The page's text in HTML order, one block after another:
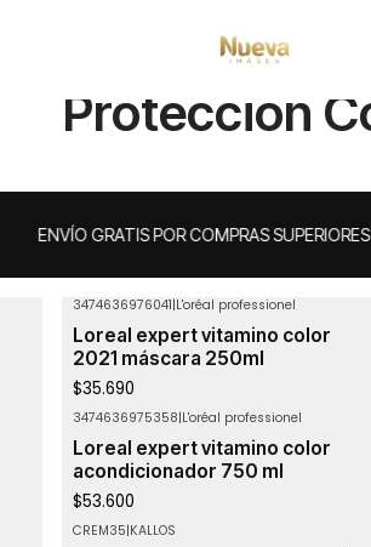
Protección
ENVÍO GRATIS POR COMPRAS
3474636976041|L'oréal professionel
Loreal expert vitamino color
2021 máscara 250ml
$35.690
3474636975358|L'oréal professionel
Loreal expert vitamino color
acondicionador 750 ml
$53.600
CREM35|KALLOS